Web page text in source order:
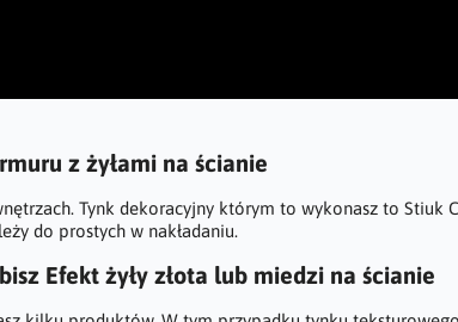
z żyłami na ścianie
Tynk dekoracyjny którym to wykonasz to Stiuk
do prostych w nakładaniu.
Efekt żyły złota lub miedzi na ścianie